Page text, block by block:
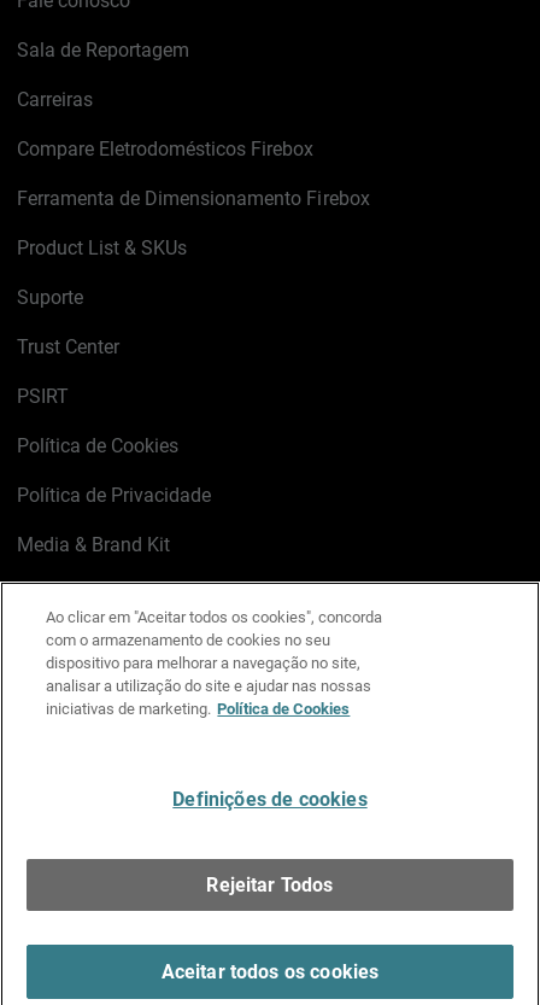
Sala de Reportagem
Carreiras
Compare Eletrodomésticos Firebox
Ferramenta de Dimensionamento Firebox
Product List & SKUs
Suporte
Trust Center
PSIRT
Política de Cookies
Política de Privacidade
Media & Brand Kit
LinkedIn
X FacebookInstagram
YouTube
Ao clicar em "Aceitar todos os cookies", concorda
com o armazenamento de cookies no seu
dispositivo para melhorar a navegação no site,
analisar a utilização do site e ajudar nas nossas
iniciativas de marketing. Política de Cookies
Definições de cookies
Rejeitar Todos
Aceitar todos os cookies